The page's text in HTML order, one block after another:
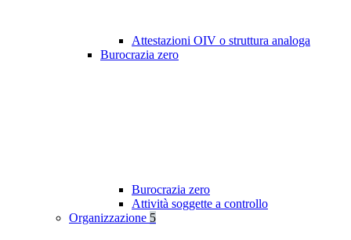
Attestazioni OIV o struttura analoga
Burocrazia zero
Burocrazia zero
Attività soggette a controllo
Organizzazione 5